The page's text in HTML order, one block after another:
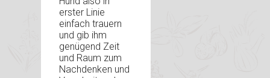
erster Linie
einfach trauern
und gib ihm
genügend Zeit
und Raum zum
Nachdenken und